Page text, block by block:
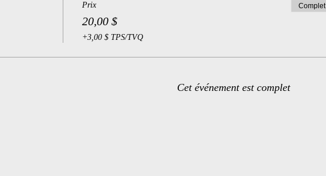
Prix
20,00 $
+3,00 $ TPS/TVQ
Complet
Cet événement est complet